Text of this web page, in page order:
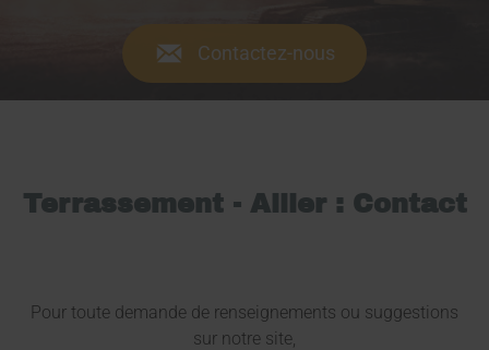
Contactez-nous
Terrassement - Allier : Contact
Pour toute demande de renseignements ou suggestions
sur notre site,